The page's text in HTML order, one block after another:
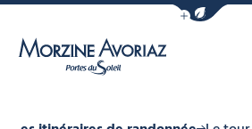
Afficher la